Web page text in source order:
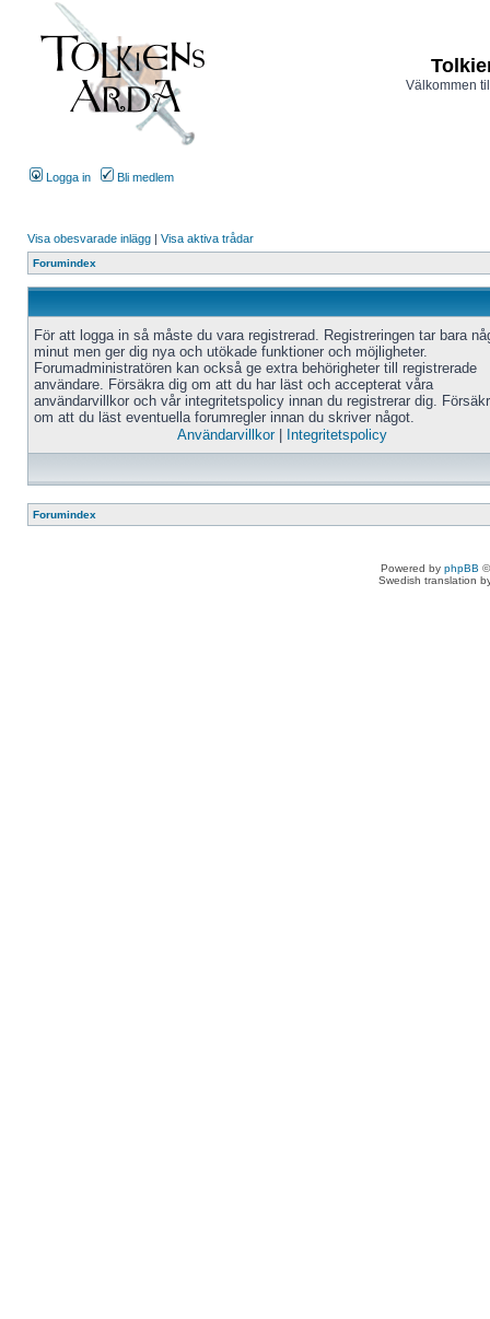
Välkommen
Logga in Bli medlem
Visa obesvarade inlägg | Visa aktiva trådar
Forumindex
För att logga in så måste du vara registrerad. Registreringen tar bara
minut men ger dig nya och utökade funktioner och möjligheter.
Forumadministratören kan också ge extra behörigheter till registrerade
användare. Försäkra dig om att du har läst och accepterat våra
användarvillkor och vår integritetspolicy innan du registrerar dig.
om att du läst eventuella forumregler innan du skriver något.
Användarvillkor| Integritetspolicy
Forumindex
Powered by phpBB
Swedish translation